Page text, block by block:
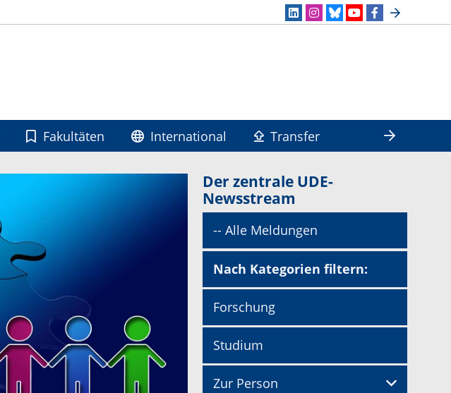
Fakultäten International
Transfer
Der zentrale UDE-
Newsstream
-- Alle Meldungen
Nach Kategorien filtern:
Forschung
Studium
Zur Person